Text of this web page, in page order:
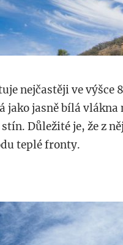
nejčastěji ve výšce
jasně bílá vlákna
Důležité je, že z
teplé fronty.